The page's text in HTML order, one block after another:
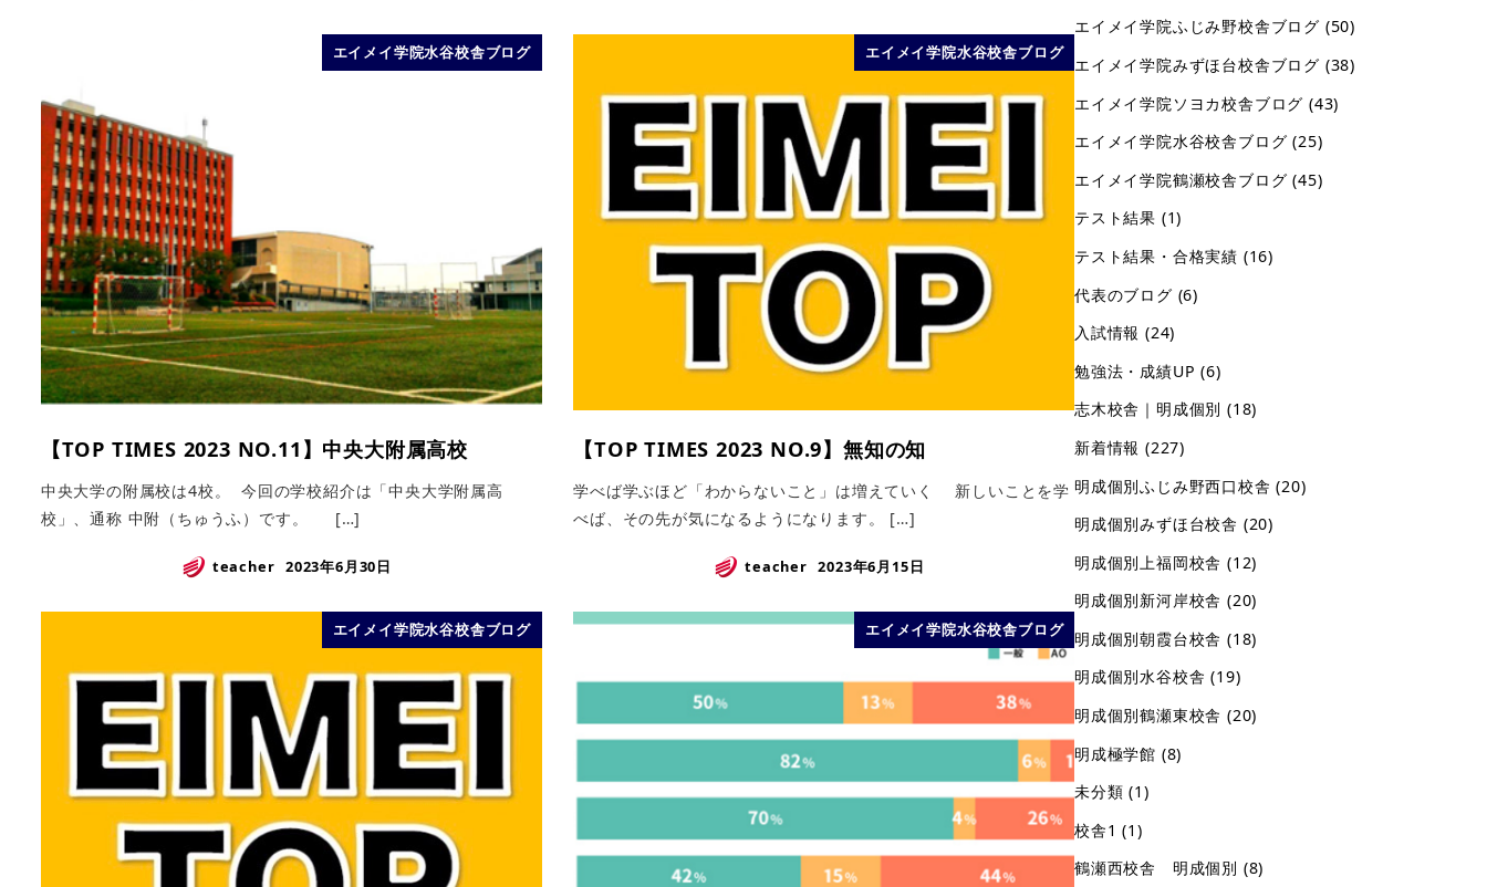
エイメイ学院水谷校舎ブログ
【TOP TIMES 2023 NO.11】中央大附属高校
中央大学の附属校は4校。 今回の学校紹介は「中央大学附属高
校」、通称 中附（ちゅうふ）です。 […]
teacher 2023年6月30日
エイメイ学院水谷校舎ブログ
【TOP TIMES 2023 NO.9】無知の知
学べば学ぶほど「わからないこと」は増えていく 新しいことを学
べば、その先が気になるようになります。 […]
teacher 2023年6月15日
エイメイ学院水谷校舎ブログ エイメイ学院水谷校舎ブログ
エイメイ学院ふじみ野校舎ブログ (50)
エイメイ学院みずほ台校舎ブログ (38)
エイメイ学院ソヨカ校舎ブログ (43)
エイメイ学院水谷校舎ブログ (25)
エイメイ学院鶴瀬校舎ブログ (45)
テスト結果 (1)
テスト結果・合格実績 (16)
代表のブログ (6)
入試情報 (24)
勉強法・成績UP (6)
志木校舎｜明成個別 (18)
新着情報 (227)
明成個別ふじみ野西口校舎 (20)
明成個別みずほ台校舎 (20)
明成個別上福岡校舎 (12)
明成個別新河岸校舎 (20)
明成個別朝霞台校舎 (18)
明成個別水谷校舎 (19)
明成個別鶴瀬東校舎 (20)
明成極学館 (8)
未分類 (1)
校舎1 (1)
鶴瀬西校舎 明成個別 (8)